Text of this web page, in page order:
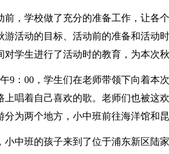
前，学校做了充分的准备工作，让各
游活动的目标、活动前的准备和活动
对学生进行了活动时的教育，为本次
9：00，学生们在老师带领下向着本
上唱着自己喜欢的歌。老师们也被这欢
分为两个地方，小中班前往海洋馆和
小中班的孩子来到了位于浦东新区陆